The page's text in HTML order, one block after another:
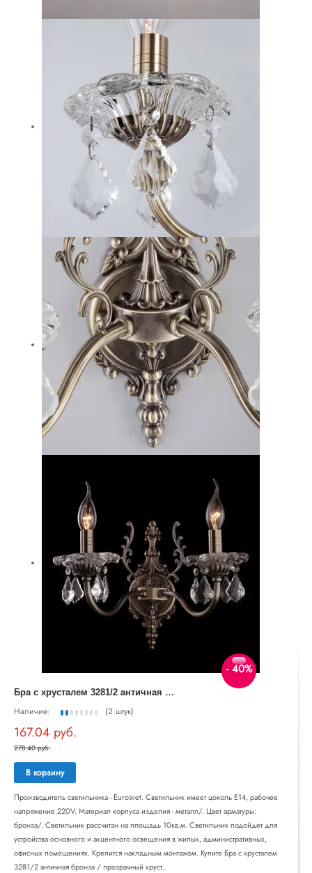
- 40%
Б
ра с хрусталем 3281/2 античная бронза / прозрачный хрусталь
Наличие: (2 штук)
167.04 руб.
278.40 руб.
В корзину
Производитель светильника - Eurosvet. Светильник имеет цоколь E14, рабочее
напряжение 220V. Материал корпуса изделия - металл/. Цвет арматуры:
бронза/. Светильник рассчитан на площадь 10кв.м. Светильник подойдет для
устройства основного и акцентного освещения в жилых, административных,
офисных помещениях. Крепится накладным монтажом. Купите Бра с хрусталем
3281/2 античная бронза / прозрачный хруст..